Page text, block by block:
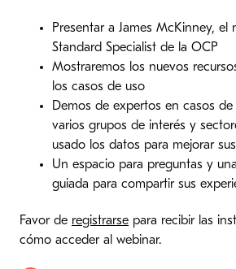
Presentar a James McKinney, el
Standard Specialist de la OCP
Mostraremos los nuevos
los casos de uso
Demos de expertos en casos
varios grupos de interés y
usado los datos para mejorar
Un espacio para preguntas y
guiada para compartir sus
Favor de registrarse para recibir las
cómo acceder al webinar.